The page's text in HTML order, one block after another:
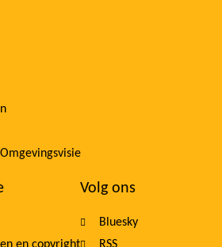
Volg ons
Bluesky